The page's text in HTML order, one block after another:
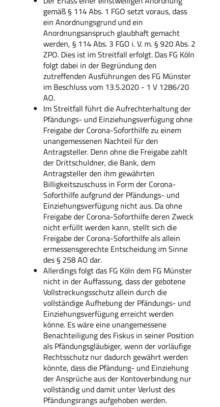
gemäß § 114 Abs. 1 FGO setzt voraus, dass
ein Anordnungsgrund und ein
Anordnungsanspruch glaubhaft gemacht
werden, § 114 Abs. 3 FGO i. V. m. § 920 Abs. 2
ZPO. Dies ist im Streitfall erfolgt. Das FG Köln
folgt dabei in der Begründung den
zutreffenden Ausführungen des FG Münster
im Beschluss vom 13.5.2020 - 1 V 1286/20
AO.
Im Streitfall führt die Aufrechterhaltung der
Pfändungs- und Einziehungsverfügung ohne
Freigabe der Corona-Soforthilfe zu einem
unangemessenen Nachteil für den
Antragsteller. Denn ohne die Freigabe zahlt
der Drittschuldner, die Bank, dem
Antragsteller den ihm gewährten
Billigkeitszuschuss in Form der Corona-
Soforthilfe aufgrund der Pfändungs- und
Einziehungsverfügung nicht aus. Da ohne
Freigabe der Corona-Soforthilfe deren Zweck
nicht erfüllt werden kann, stellt sich die
Freigabe der Corona-Soforthilfe als allein
ermessensgerechte Entscheidung im Sinne
des § 258 AO dar.
Allerdings folgt das FG Köln dem FG Münster
nicht in der Auffassung, dass der gebotene
Vollstreckungsschutz allein durch die
vollständige Aufhebung der Pfändungs- und
Einziehungsverfügung erreicht werden
könne. Es wäre eine unangemessene
Benachteiligung des Fiskus in seiner Position
als Pfändungsgläubiger, wenn der vorläufige
Rechtsschutz nur dadurch gewährt werden
könnte, dass die Pfändung- und Einziehung
der Ansprüche aus der Kontoverbindung nur
vollständig und damit unter Verlust des
Pfändungsrangs aufgehoben werden.